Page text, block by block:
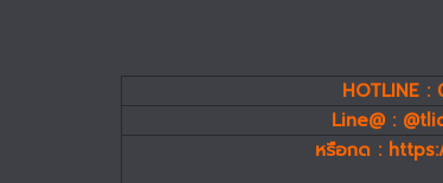
HOTLINE
Line@ :
หรือกด :